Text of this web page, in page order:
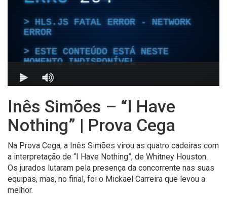
Inês Simões – “I Have
Nothing” | Prova Cega
Na Prova Cega, a Inês Simões virou as quatro cadeiras com
a interpretação de “I Have Nothing”, de Whitney Houston.
Os jurados lutaram pela presença da concorrente nas suas
equipas, mas, no final, foi o Mickael Carreira que levou a
melhor.